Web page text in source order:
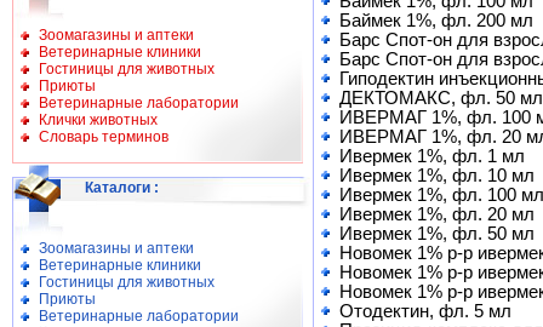
Зоомагазины и аптеки
Ветеринарные клиники
Гостиницы для животных
Приюты
Ветеринарные лаборатории
Клички животных
Словарь терминов
Каталоги :
Зоомагазины и аптеки
Ветеринарные клиники
Гостиницы для животных
Приюты
Ветеринарные лаборатории
Баймек 1%, фл. 200 мл
Барс Спот-он для
Барс Спот-он для
Гиподектин
ДЕКТОМАКС, фл. 50 мл
ИВЕРМАГ 1%, фл. 100
ИВЕРМАГ 1%, фл. 20
Ивермек 1%, фл. 1 мл
Ивермек 1%, фл. 10 мл
Ивермек 1%, фл. 100 мл
Ивермек 1%, фл. 20 мл
Ивермек 1%, фл. 50 мл
Новомек 1% р-р
Новомек 1% р-р
Новомек 1% р-р
Отодектин, фл. 5 мл